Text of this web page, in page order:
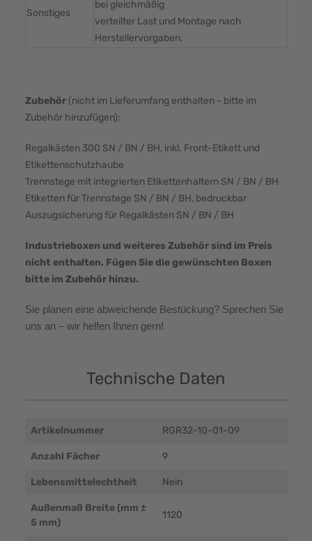
Sonstiges
bei gleichmäßig
verteilter Last und Montage nach
Herstellervorgaben.
Zubehör (nicht im Lieferumfang enthalten - bitte im
Zubehör hinzufügen):
Regalkästen 300 SN / BN / BH, inkl. Front-Etikett und
Etikettenschutzhaube
Trennstege mit integrierten Etikettenhaltern SN / BN / BH
Etiketten für Trennstege SN / BN / BH, bedruckbar
Auszugsicherung für Regalkästen SN / BN / BH
Industrieboxen und weiteres Zubehör sind im Preis
nicht enthalten. Fügen Sie die gewünschten Boxen
bitte im Zubehör hinzu.
Sie planen eine abweichende Bestückung? Sprechen Sie
uns an – wir helfen Ihnen gern!
Technische Daten
Artikelnummer RGR32-10-01-09
Anzahl Fächer 9
Lebensmittelechtheit Nein
Außenmaß Breite (mm ±
5 mm)
1120